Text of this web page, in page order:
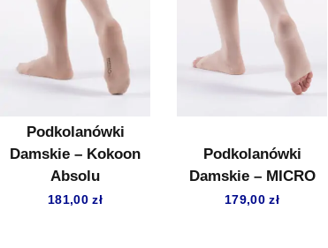
Podkolanówki
Damskie – Kokoon
Absolu
181,00zł
Podkolanówki
Damskie – MICRO
179,00zł